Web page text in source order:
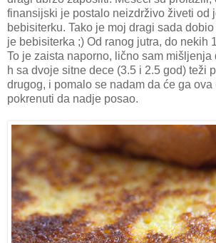
finansijski je postalo neizdrživo živeti od
bebisiterku. Tako je moj dragi sada
je bebisiterka ;) Od ranog jutra, do nekih
To je zaista naporno, lično sam mišljenja
h sa dvoje sitne dece (3.5 i 2.5 god) teži
drugog, i pomalo se nadam da će ga
pokrenuti da nadje posao.